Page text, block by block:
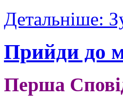
Детальніше:
Прийди до
Перша